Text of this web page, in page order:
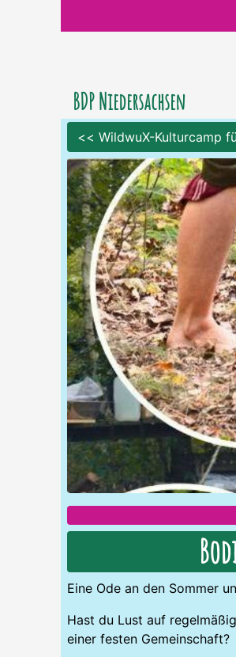
BDP Niedersachsen
<< WildwuX-Kulturcamp
Eine Ode an den Sommer
Hast du Lust auf
einer festen Gemeinschaft?